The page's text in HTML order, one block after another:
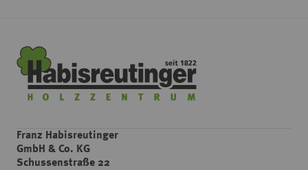
Franz Habisreutinger
GmbH & Co. KG
Schussenstraße 22